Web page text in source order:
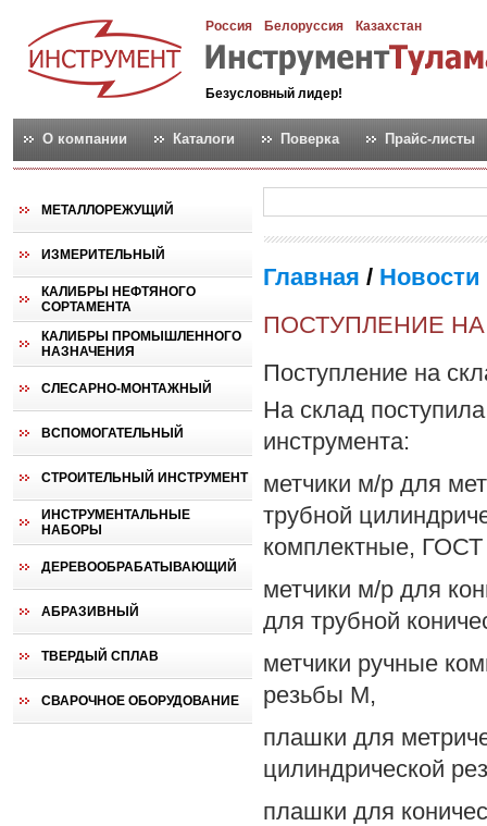
Россия Белоруссия Казахстан
Безусловный лидер!
О компании Каталоги Поверка Прайс-листы
МЕТАЛЛОРЕЖУЩИЙ
ИЗМЕРИТЕЛЬНЫЙ
КАЛИБРЫ НЕФТЯНОГО
СОРТАМЕНТА
КАЛИБРЫ ПРОМЫШЛЕННОГО
НАЗНАЧЕНИЯ
СЛЕСАРНО-МОНТАЖНЫЙ
ВСПОМОГАТЕЛЬНЫЙ
СТРОИТЕЛЬНЫЙ ИНСТРУМЕНТ
ИНСТРУМЕНТАЛЬНЫЕ
НАБОРЫ
ДЕРЕВООБРАБАТЫВАЮЩИЙ
АБРАЗИВНЫЙ
ТВЕРДЫЙ СПЛАВ
СВАРОЧНОЕ ОБОРУДОВАНИЕ
Главная / Новости
ПОСТУПЛЕНИЕ
Поступление на
На склад
инструмента:
метчики м/р для
трубной
комплектные, ГОСТ
метчики м/р для
для трубной
метчики ручные
резьбы М,
плашки для
цилиндрической
плашки для